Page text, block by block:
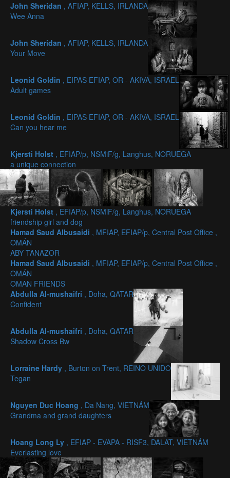
John Sheridan , AFIAP, KELLS, IRLANDA
Wee Anna
John Sheridan , AFIAP, KELLS, IRLANDA
Your Move
Leonid Goldin , EIPAS EFIAP, OR - AKIVA, ISRAEL
Adult games
Leonid Goldin , EIPAS EFIAP, OR - AKIVA, ISRAEL
Can you hear me
Kjersti Holst , EFIAP/p, NSMiF/g, Langhus, NORUEGA
a unique connection
Kjersti Holst , EFIAP/p, NSMiF/g, Langhus, NORUEGA
friendship girl and dog
Hamad Saud Albusaidi , MFIAP, EFIAP/p, Central Post Office ,
OMÁN
ABY TANAZOR
Hamad Saud Albusaidi , MFIAP, EFIAP/p, Central Post Office ,
OMÁN
OMAN FRIENDS
Abdulla Al-mushaifri , Doha, QATAR
Confident
Abdulla Al-mushaifri , Doha, QATAR
Shadow Cross Bw
Lorraine Hardy , Burton on Trent, REINO UNIDO
Tegan
Nguyen Duc Hoang , Da Nang, VIETNÁM
Grandma and grand daughters
Hoang Long Ly , EFIAP - EVAPA - RISF3, DALAT, VIETNÁM
Everlasting love